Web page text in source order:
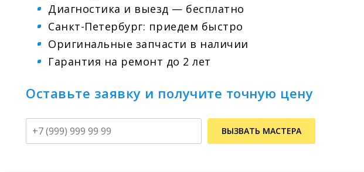
Диагностика и выезд — бесплатно
Санкт-Петербург: приедем быстро
Оригинальные запчасти в наличии
Гарантия на ремонт до 2 лет
Оставьте заявку и получите точную цену
ВЫЗВАТЬ МАСТЕРА